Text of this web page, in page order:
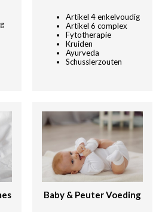
Artikel 4 enkelvoudig
Artikel 6 complex
Fytotherapie
Kruiden
Ayurveda
Schusslerzouten
Baby & Peuter Voeding